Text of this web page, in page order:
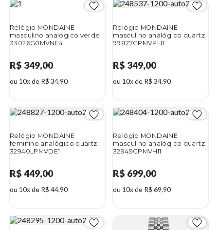
Relógio MONDAINE
masculino analógico verde
33026G0MVNE4
R$ 349,00
ou 10x de R$ 34,90
Relógio MONDAINE
masculino analógico quartz
99827GPMVPH1
R$ 349,00
ou 10x de R$ 34,90
Relógio MONDAINE
feminino analógico quartz
32940LPMVDE1
R$ 449,00
ou 10x de R$ 44,90
Relógio MONDAINE
masculino analógico quartz
32949GPMVHI1
R$ 699,00
ou 10x de R$ 69,90